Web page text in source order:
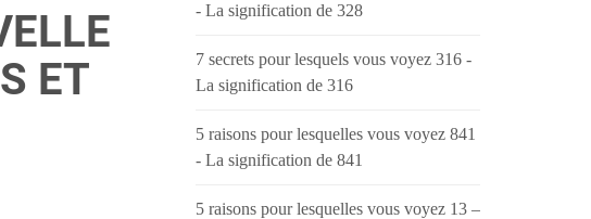
ET
- La signification de 328
7 secrets pour lesquels vous voyez 316 -
La signification de 316
5 raisons pour lesquelles vous voyez 841
- La signification de 841
5 raisons pour lesquelles vous voyez 13 –